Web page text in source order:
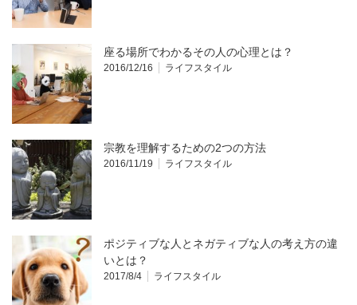
座る場所でわかるその人の心理とは？
2016/12/16 ライフスタイル
宗教を理解するための2つの方法
2016/11/19 ライフスタイル
ポジティブな人とネガティブな人の考え方の違
いとは？
2017/8/4 ライフスタイル